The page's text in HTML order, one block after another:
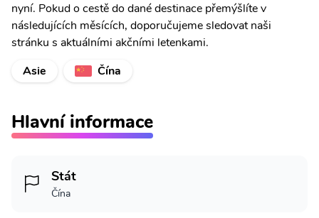
nyní. Pokud o cestě do dané destinace přemýšlíte v
následujících měsících, doporučujeme sledovat naši
stránku s aktuálními akčními letenkami.
Asie
Čína
Hlavní informace
Stát
Čína